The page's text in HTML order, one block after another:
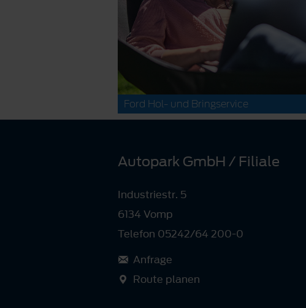
Ford Hol- und Bringservice
Autopark GmbH / Filiale
Industriestr. 5
6134 Vomp
Telefon 05242/64 200-0
Anfrage
Route planen